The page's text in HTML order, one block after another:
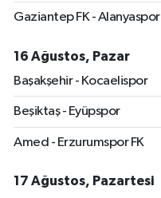
Gaziantep FK - Alanyaspor
16 Ağustos, Pazar
Başakşehir - Kocaelispor
Beşiktaş - Eyüpspor
Amed - Erzurumspor FK
17 Ağustos, Pazartesi